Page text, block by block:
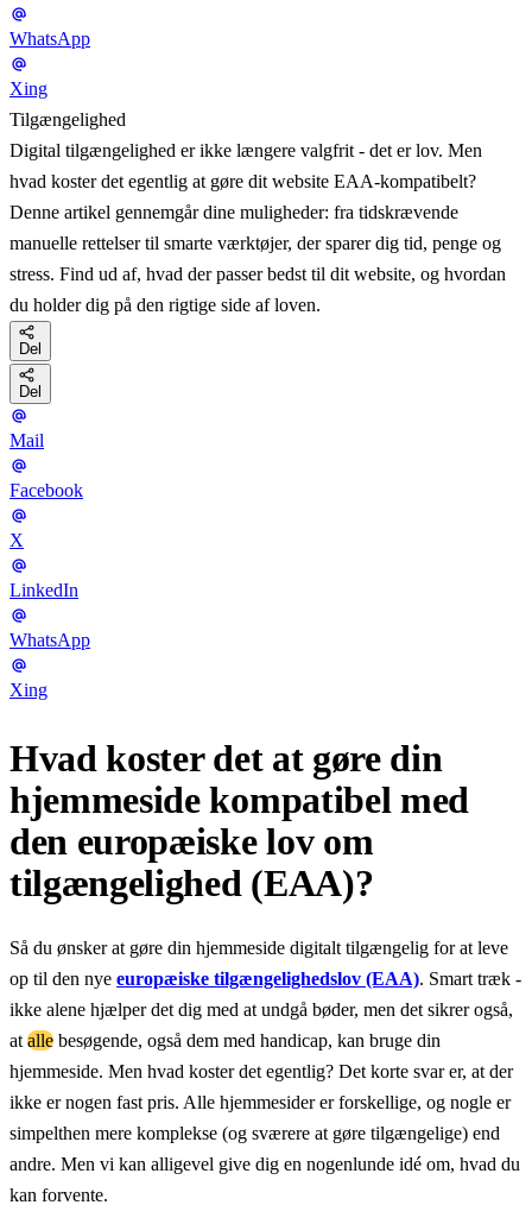
WhatsApp
Xing
Tilgængelighed
Digital tilgængelighed er ikke længere valgfrit - det er lov. Men
hvad koster det egentlig at gøre dit website EAA-kompatibelt?
Denne artikel gennemgår dine muligheder: fra tidskrævende
manuelle rettelser til smarte værktøjer, der sparer dig tid, penge og
stress. Find ud af, hvad der passer bedst til dit website, og hvordan
du holder dig på den rigtige side af loven.
Del
Del
Mail
Facebook
X
LinkedIn
WhatsApp
Xing
Hvad koster det at gøre din
hjemmeside kompatibel med
den europæiske lov om
tilgængelighed (EAA)?
Så du ønsker at gøre din hjemmeside digitalt tilgængelig for at leve
op til den nye europæiske tilgængelighedslov (EAA). Smart træk -
ikke alene hjælper det dig med at undgå bøder, men det sikrer også,
at alle besøgende, også dem med handicap, kan bruge din
hjemmeside. Men hvad koster det egentlig? Det korte svar er, at der
ikke er nogen fast pris. Alle hjemmesider er forskellige, og nogle er
simpelthen mere komplekse (og sværere at gøre tilgængelige) end
andre. Men vi kan alligevel give dig en nogenlunde idé om, hvad du
kan forvente.